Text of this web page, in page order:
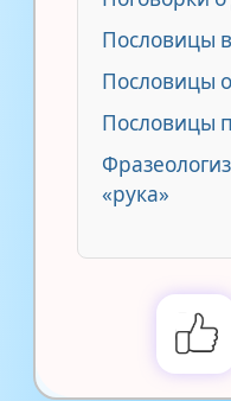
Пословицы
Пословицы
Пословицы
«рука»